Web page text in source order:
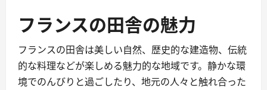
フランスの田舎の魅力
フランスの田舎は美しい自然、歴史的な建造物、伝統
的な料理などが楽しめる魅力的な地域です。静かな環
境でのんびりと過ごしたり、地元の人々と触れ合った